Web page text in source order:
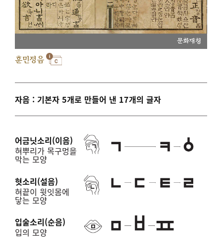
문화재청
훈민정음
자음 : 기본자 5개로 만들어 낸 17개의 글자
어금닛소리(이음)
혀뿌리가 목구멍을
막는 모양
혓소리(설음)
혀끝이 윗잇몸에
닿는 모양
입술소리(순음)
입의 모양